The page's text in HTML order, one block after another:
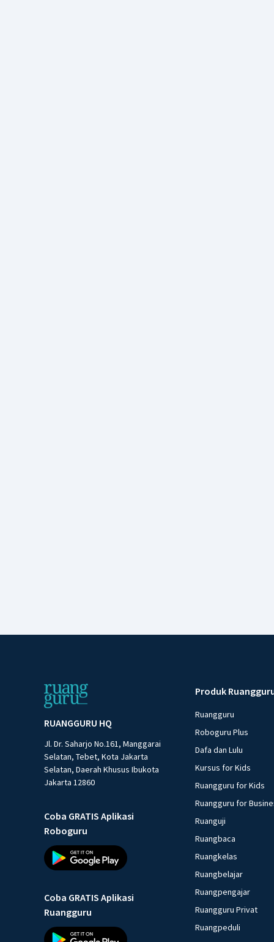
RUANGGURU HQ
Jl. Dr. Saharjo No.161, Manggarai
Selatan, Tebet, Kota Jakarta
Selatan, Daerah Khusus Ibukota
Jakarta 12860
Coba GRATIS Aplikasi
Roboguru
Coba GRATIS Aplikasi
Ruangguru
Produk
Ruangguru
Roboguru Plus
Dafa dan Lulu
Kursus for Kids
Ruangguru for Kids
Ruangguru for
Ruanguji
Ruangbaca
Ruangkelas
Ruangbelajar
Ruangpengajar
Ruangguru Privat
Ruangpeduli